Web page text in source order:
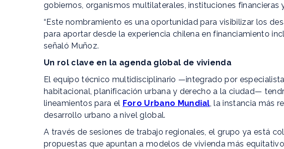
gobiernos, organismos multilaterales, instituciones financieras
“Este nombramiento es una oportunidad para visibilizar los
para aportar desde la experiencia chilena en financiamiento
señaló Muñoz.
Un rol clave en la agenda global de vivienda
El equipo técnico multidisciplinario —integrado por
habitacional, planificación urbana y derecho a la ciudad—
lineamientos para el Foro Urbano Mundial, la instancia más
desarrollo urbano a nivel global.
A través de sesiones de trabajo regionales, el grupo ya está
propuestas que apuntan a modelos de vivienda más